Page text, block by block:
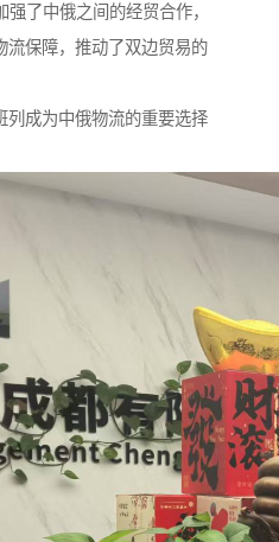
了中俄之间的经贸合作，
流保障，推动了双边贸易的
列成为中俄物流的重要选择